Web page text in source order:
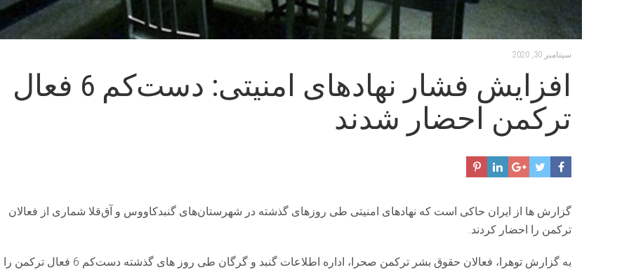
سپتامبر 30, 2020
افزایش فشار نهادهای امنیتی: دست‌کم 6 فعال
ترکمن احضار شدند
گزارش ها از ایران حاکی است که نهادهای امنیتی طی روزهای گذشته در شهرستان‌های گنبدکاووس و آق‌قلا شماری از فعالان
ترکمن را احضار کردند.
به گزارش توهرا، فعالان حقوق بشر ترکمن صحرا، اداره اطلاعات گنبد و گرگان طی روز های گذشته دست‌کم 6 فعال ترکمن را